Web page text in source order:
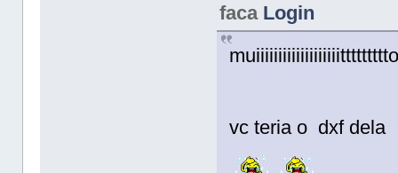
faca Login
vc teria o dxf